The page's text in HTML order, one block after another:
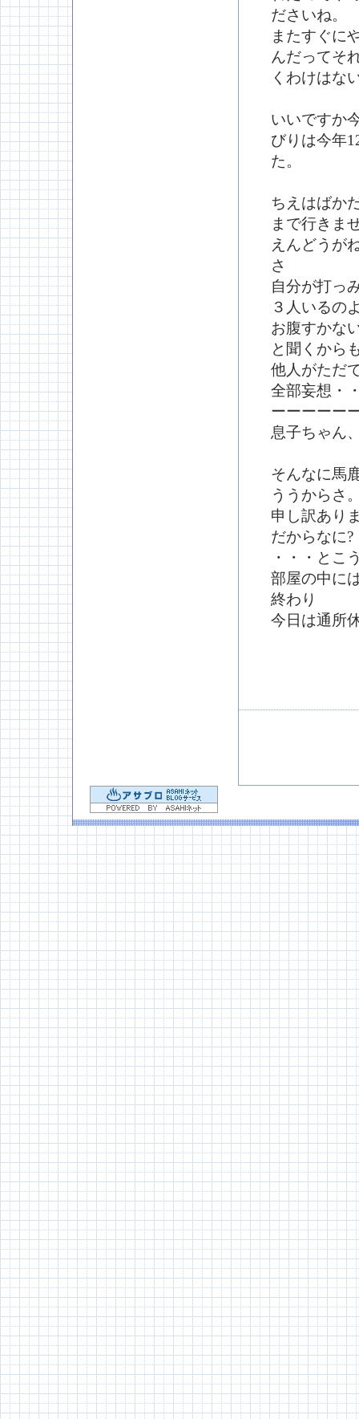
ださいね。
またすぐに
んだってそ
くわけはな
いいですか
びりは今年
た。
ちえはばか
まで行きま
えんどうが
さ
自分が打っ
３人いるの
お腹すかな
と聞くから
他人がただ
全部妄想・
ーーーーー
息子ちゃん
そんなに馬
ううからさ
申し訳あり
だからなに?
・・・とこ
部屋の中に
終わり
今日は通所